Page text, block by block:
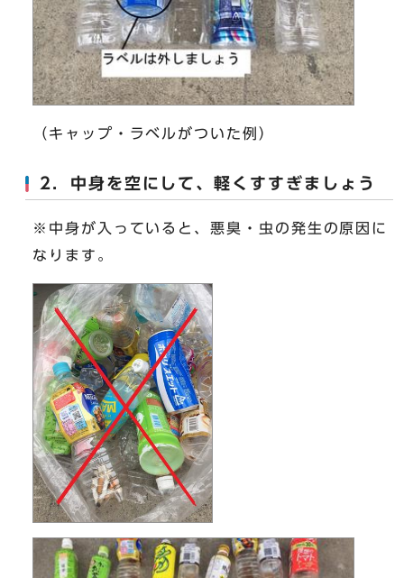
（キャップ・ラベルがついた例）
2．中身を空にして、軽くすすぎましょう
※中身が入っていると、悪臭・虫の発生の原因に
なります。